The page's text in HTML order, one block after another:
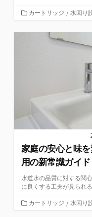
カ
ゴ
カートリッジ / 水回り
家庭の安心と味
用の新常識ガイド
水道水の品質に対する関
に良くする工夫が見られる
カカートリッジ / 水回り